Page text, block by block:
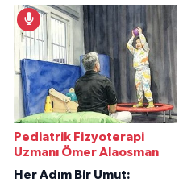
Pediatrik Fizyoterapi
Uzmanı Ömer Alaosman
Her Adım Bir Umut: